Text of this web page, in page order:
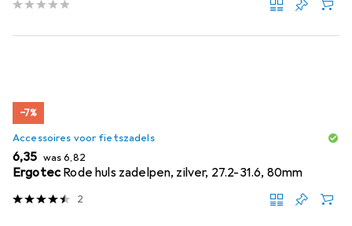
−7%
Accessoires voor fietszadels
EUR
6,35 wasEUR
6,82
ErgotecRode huls zadelpen, zilver, 27.2-31.6, 80mm
2